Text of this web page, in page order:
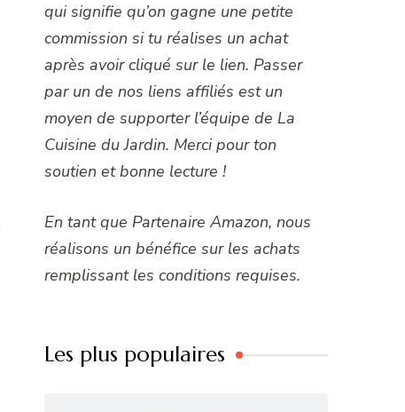
qui signifie qu’on gagne une petite
commission si tu réalises un achat
après avoir cliqué sur le lien. Passer
par un de nos liens affiliés est un
moyen de supporter l’équipe de La
Cuisine du Jardin. Merci pour ton
soutien et bonne lecture !
En tant que Partenaire Amazon, nous
réalisons un bénéfice sur les achats
remplissant les conditions requises.
Les plus populaires